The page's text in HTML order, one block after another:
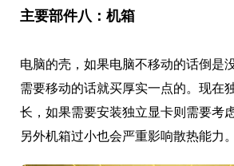
主要部件八：机箱
电脑的壳，如果电脑不移动的话倒是
需要移动的话就买厚实一点的。现在
长，如果需要安装独立显卡则需要考
另外机箱过小也会严重影响散热能力。